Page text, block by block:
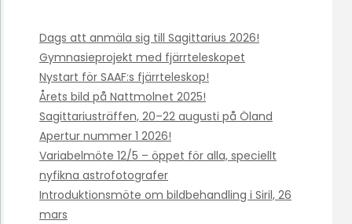
Dags att anmäla sig till Sagittarius 2026!
Gymnasieprojekt med fjärrteleskopet
Nystart för SAAF:s fjärrteleskop!
Årets bild på Nattmolnet 2025!
Sagittariusträffen, 20–22 augusti på Öland
Apertur nummer 1 2026!
Variabelmöte 12/5 – öppet för alla, speciellt
nyfikna astrofotografer
Introduktionsmöte om bildbehandling i Siril, 26
mars